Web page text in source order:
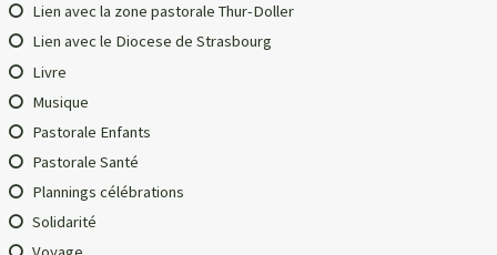
Lien avec la zone pastorale Thur-Doller
Lien avec le Diocese de Strasbourg
Livre
Musique
Pastorale Enfants
Pastorale Santé
Plannings célébrations
Solidarité